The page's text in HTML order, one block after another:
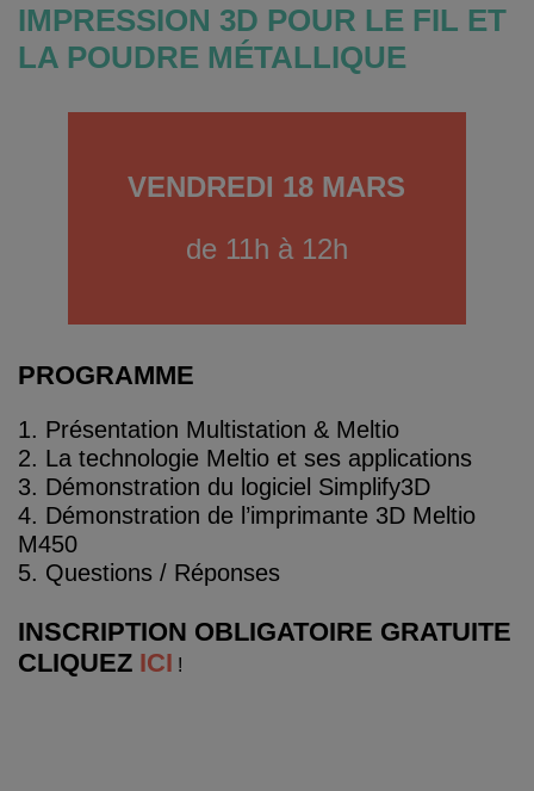
IMPRESSION 3D POUR LE FIL ET
LA POUDRE MÉTALLIQUE
VENDREDI 18 MARS
de 11h à 12h
PROGRAMME
1. Présentation Multistation & Meltio
2. La technologie Meltio et ses applications
3. Démonstration du logiciel Simplify3D
4. Démonstration de l’imprimante 3D Meltio
M450
5. Questions / Réponses
INSCRIPTION OBLIGATOIRE GRATUITE
CLIQUEZ ICI !